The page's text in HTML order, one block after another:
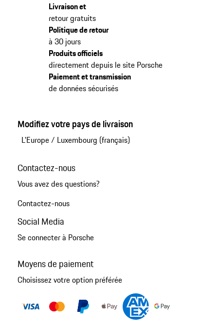
Livraison et
retour gratuits
Politique de retour
à 30 jours
Produits officiels
directement depuis le site Porsche
Paiement et transmission
de données sécurisés
Modifiez votre pays de livraison
L'Europe/ Luxembourg (français)
Contactez-nous
Vous avez des questions?
Contactez-nous
Social Media
Se connecter à Porsche
Moyens de paiement
Choisissez votre option préférée